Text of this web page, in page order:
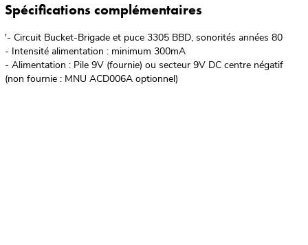
Spécifications complémentaires
'- Circuit Bucket-Brigade et puce 3305 BBD, sonorités années 80
- Intensité alimentation : minimum 300mA
- Alimentation : Pile 9V (fournie) ou secteur 9V DC centre négatif
(non fournie : MNU ACD006A optionnel)